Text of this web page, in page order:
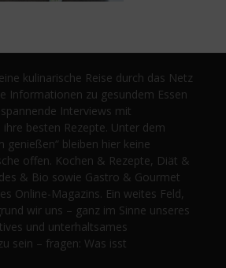
kulinarische Reise durch das Netz
Informationen zu gesundem Essen
Interviews mit
besten Rezepte. Unter dem
genießen“ bleiben hier keine
offen. Kochen & Rezepte, Diät &
& Bio sowie Gastro & Gourmet
Online-Magazins. Ein weites Feld,
wir uns – ganz im Sinne unseres
und unterhaltsames
sein – fragen: Was isst